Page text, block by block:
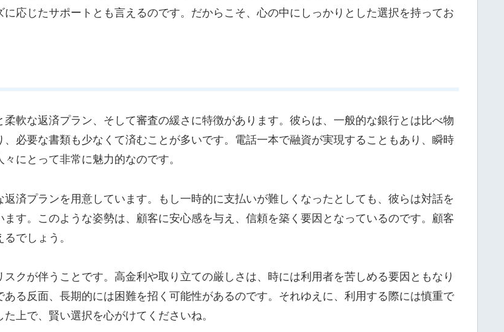
応じたサポートとも言えるのです。だからこそ、心の中にしっかりとした選択を持ってお
軟な返済プラン、そして審査の緩さに特徴があります。彼らは、一般的な銀行とは比べ物
必要な書類も少なくて済むことが多いです。電話一本で融資が実現することもあり、瞬時
にとって非常に魅力的なのです。
済プランを用意しています。もし一時的に支払いが難しくなったとしても、彼らは対話を
す。このような姿勢は、顧客に安心感を与え、信頼を築く要因となっているのです。顧客
でしょう。
クが伴うことです。高金利や取り立ての厳しさは、時には利用者を苦しめる要因ともなり
る反面、長期的には困難を招く可能性があるのです。それゆえに、利用する際には慎重で
上で、賢い選択を心がけてくださいね。